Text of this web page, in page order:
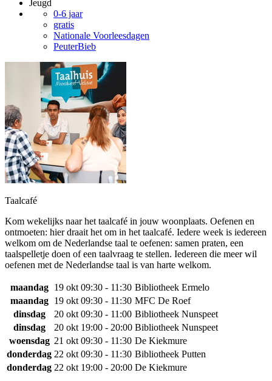
Jeugd
0-6 jaar
gratis
Nationale Voorleesdagen
PeuterBieb
Taalcafé
Kom wekelijks naar het taalcafé in jouw woonplaats. Oefenen en
ontmoeten: hier draait het om in het taalcafé. Iedere week is iedereen
welkom om de Nederlandse taal te oefenen: samen praten, een
taalspelletje doen of een taalvraag te stellen. Iedereen die meer wil
oefenen met de Nederlandse taal is van harte welkom.
maandag 19 okt 09:30 - 11:30 Bibliotheek Ermelo
maandag
19 okt 09:30 - 11:30 MFC De Roef
dinsdag
20 okt 09:30 - 11:00 Bibliotheek Nunspeet
dinsdag
20 okt 19:00 - 20:00 Bibliotheek Nunspeet
woensdag 21 okt 09:30 - 11:30 De Kiekmure
donderdag 22 okt 09:30 - 11:30 Bibliotheek Putten
donderdag 22 okt 19:00 - 20:00 De Kiekmure